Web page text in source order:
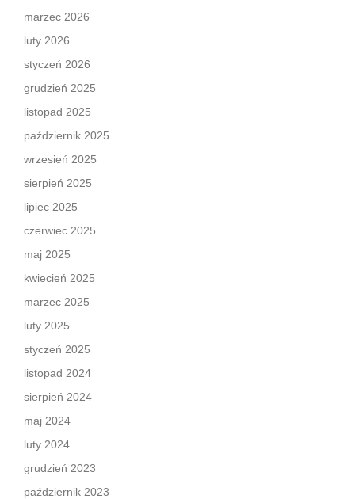
marzec 2026
luty 2026
styczeń 2026
grudzień 2025
listopad 2025
październik 2025
wrzesień 2025
sierpień 2025
lipiec 2025
czerwiec 2025
maj 2025
kwiecień 2025
marzec 2025
luty 2025
styczeń 2025
listopad 2024
sierpień 2024
maj 2024
luty 2024
grudzień 2023
październik 2023